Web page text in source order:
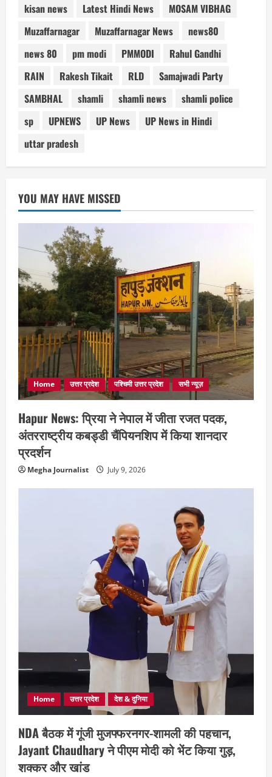
kisan news
Latest Hindi News
MOSAM VIBHAG
Muzaffarnagar
Muzaffarnagar News
news80
news 80
pm modi PMMODI
Rahul Gandhi
RAIN
Rakesh Tikait RLD
Samajwadi Party
SAMBHAL
shamli shamli news
shamli police
sp
UPNEWS UP News
UP News in Hindi
uttar pradesh
YOU MAY HAVE MISSED
Home उत्तर प्रदेश पश्चिमी उत्तर प्रदेश सभी न्यूज़
Hapur News: प्रिया ने नेपाल में जीता रजत पदक,
अंतरराष्ट्रीय कबड्डी चैंपियनशिप में किया शानदार
प्रदर्शन
Megha Journalist July 9, 2026
Home उत्तर प्रदेश देश & दुनिया
NDA बैठक में गूंजी मुजफ्फरनगर-शामली की पहचान,
Jayant Chaudhary ने पीएम मोदी को भेंट किया गुड़,
शक्कर और खांड